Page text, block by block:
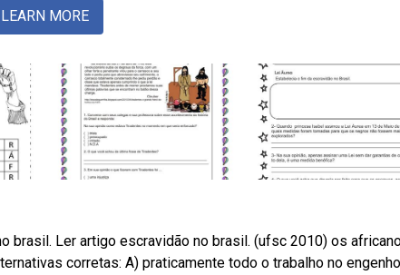
LEARN MORE
brasil. Ler artigo escravidão no brasil. (ufsc 2010) os
corretas: A) praticamente todo o trabalho no